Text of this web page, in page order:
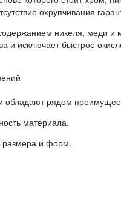
охрупчивания
никеля, меди и
и исключает быстрое
рядом
материала.
и форм.